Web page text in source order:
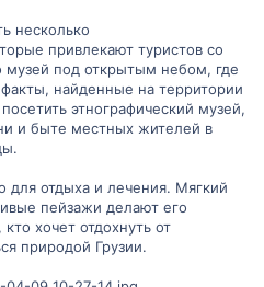
несколько
привлекают туристов со
музей под открытым небом, где
найденные на территории
этнографический музей,
и быте местных жителей в
для отдыха и лечения. Мягкий
пейзажи делают его
хочет отдохнуть от
природой Грузии.